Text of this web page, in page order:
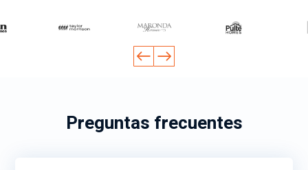
Preguntas frecuentes